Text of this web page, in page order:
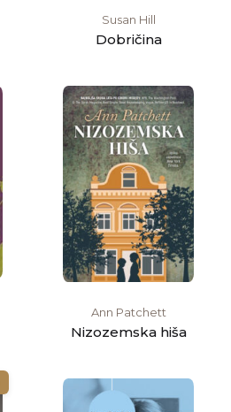
Susan Hill
Dobričina
Ann Patchett
Nizozemska hiša